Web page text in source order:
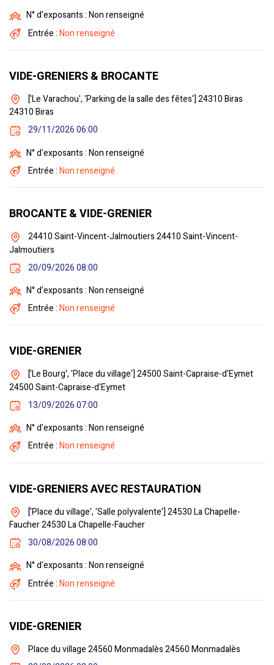
N° d'exposants : Non renseigné
Entrée :Non renseigné
VIDE-GRENIERS & BROCANTE
['Le Varachou', 'Parking de la salle des fêtes'] 24310 Biras
24310 Biras
29/11/2026 06:00
N° d'exposants : Non renseigné
Entrée :Non renseigné
BROCANTE & VIDE-GRENIER
24410 Saint-Vincent-Jalmoutiers 24410 Saint-Vincent-
Jalmoutiers
20/09/2026 08:00
N° d'exposants : Non renseigné
Entrée :Non renseigné
VIDE-GRENIER
['Le Bourg', 'Place du village'] 24500 Saint-Capraise-d'Eymet
24500 Saint-Capraise-d'Eymet
13/09/2026 07:00
N° d'exposants : Non renseigné
Entrée :Non renseigné
VIDE-GRENIERS AVEC RESTAURATION
['Place du village', 'Salle polyvalente'] 24530 La Chapelle-
Faucher 24530 La Chapelle-Faucher
30/08/2026 08:00
N° d'exposants : Non renseigné
Entrée :Non renseigné
VIDE-GRENIER
Place du village 24560 Monmadalès 24560 Monmadalès